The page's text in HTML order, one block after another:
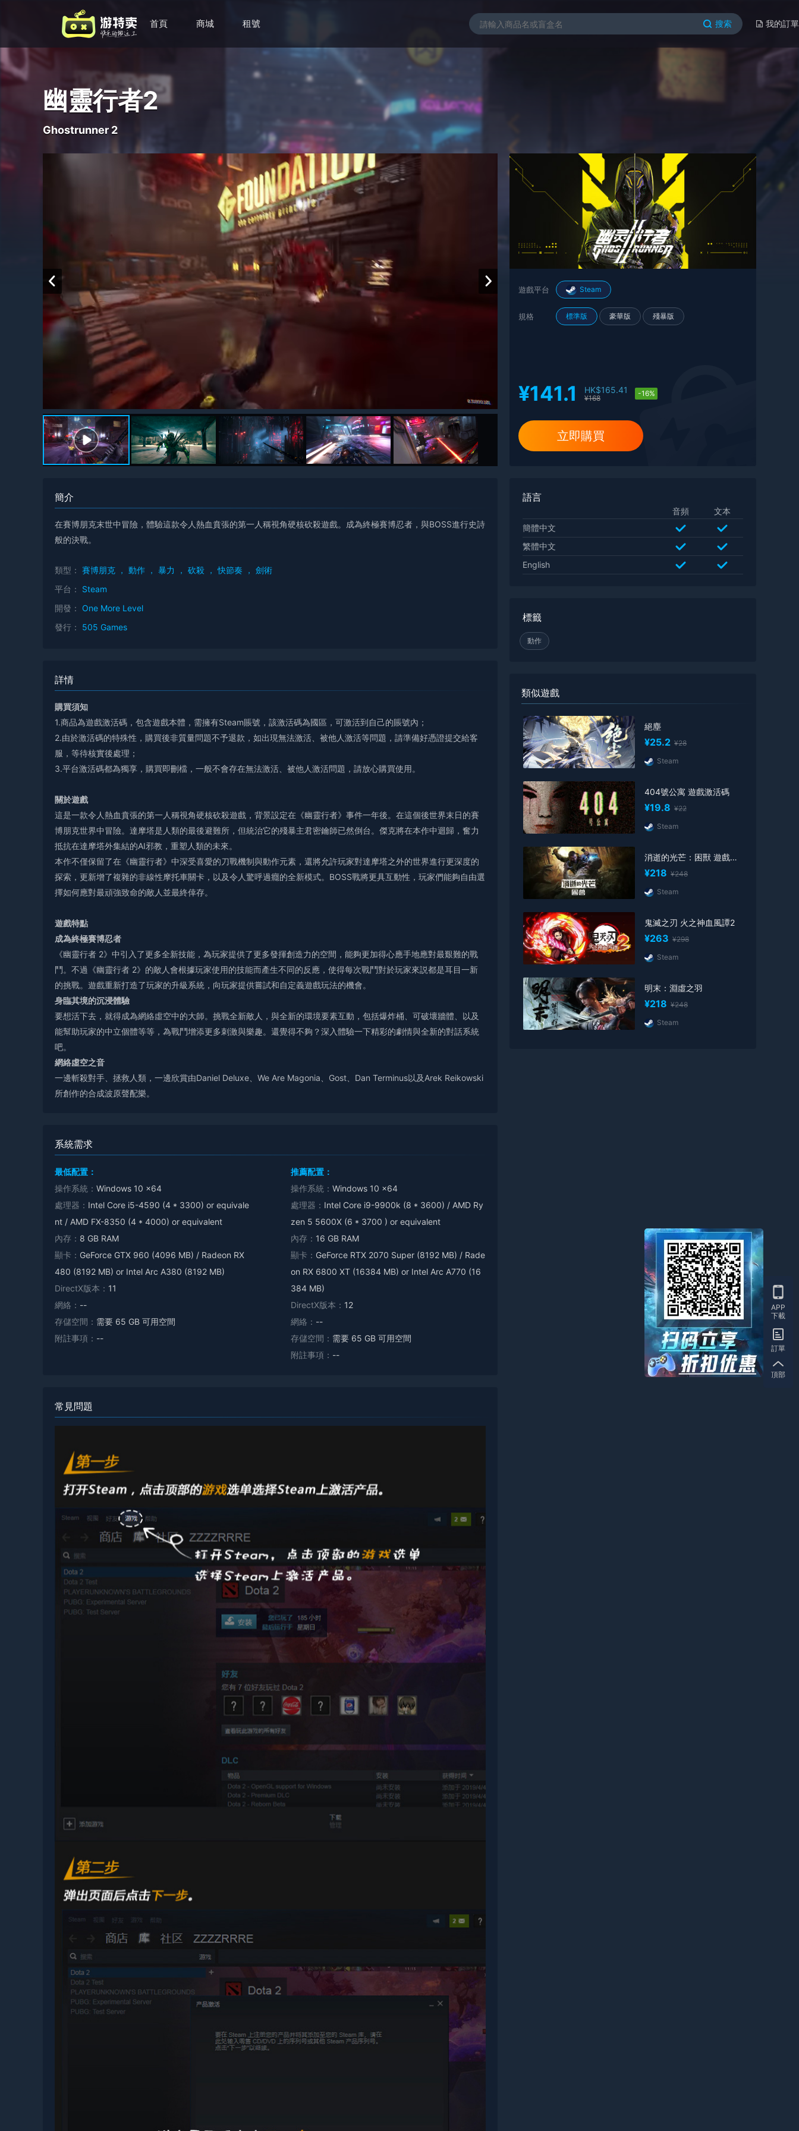
首頁 商城 租號 搜索 我的訂單
幽靈行者2
Ghostrunner 2
簡介
在賽博朋克末世中冒險，體驗這款令人熱血賁張的第一人稱視角硬核砍殺遊戲。成為終極賽博忍者，與BOSS進行史詩
般的決戰。
類型： 賽博朋克 ， 動作 ， 暴力 ， 砍殺 ， 快節奏 ， 劍術
平台： Steam
開發： One More Level
發行： 505 Games
詳情
購買須知
1.商品為遊戲激活碼，包含遊戲本體，需擁有Steam賬號，該激活碼為國區，可激活到自己的賬號內；
2.由於激活碼的特殊性，購買後非質量問題不予退款，如出現無法激活、被他人激活等問題，請準備好憑證提交給客
服，等待核實後處理；
3.平台激活碼都為獨享，購買即刪檔，一般不會存在無法激活、被他人激活問題，請放心購買使用。
關於遊戲
這是一款令人熱血賁張的第一人稱視角硬核砍殺遊戲，背景設定在《幽靈行者》事件一年後。在這個後世界末日的賽
博朋克世界中冒險。達摩塔是人類的最後避難所，但統治它的殘暴主君密鑰師已然倒台。傑克將在本作中迴歸，奮力
抵抗在達摩塔外集結的AI邪教，重塑人類的未來。
本作不僅保留了在《幽靈行者》中深受喜愛的刀戰機制與動作元素，還將允許玩家對達摩塔之外的世界進行更深度的
探索，更新增了複雜的非線性摩托車關卡，以及令人驚呼過癮的全新模式。BOSS戰將更具互動性，玩家們能夠自由選
擇如何應對最頑強致命的敵人並最終倖存。
遊戲特點
成為終極賽博忍者
《幽靈行者 2》中引入了更多全新技能，為玩家提供了更多發揮創造力的空間，能夠更加得心應手地應對最艱難的戰
鬥。不過《幽靈行者 2》的敵人會根據玩家使用的技能而產生不同的反應，使得每次戰鬥對於玩家來説都是耳目一新
的挑戰。遊戲重新打造了玩家的升級系統，向玩家提供嘗試和自定義遊戲玩法的機會。
身臨其境的沉浸體驗
要想活下去，就得成為網絡虛空中的大師。挑戰全新敵人，與全新的環境要素互動，包括爆炸桶、可破壞牆體、以及
能幫助玩家的中立個體等等，為戰鬥增添更多刺激與樂趣。還覺得不夠？深入體驗一下精彩的劇情與全新的對話系統
吧。
網絡虛空之音
一邊斬殺對手、拯救人類，一邊欣賞由Daniel Deluxe、We Are Magonia、Gost、Dan Terminus以及Arek Reikowski
所創作的合成波原聲配樂。
系統需求
最低配置：
操作系統： Windows 10 x64
處理器： Intel Core i5-4590 (4 * 3300) or equivale
nt / AMD FX-8350 (4 * 4000) or equivalent
內存： 8 GB RAM
顯卡： GeForce GTX 960 (4096 MB) / Radeon RX
480 (8192 MB) or Intel Arc A380 (8192 MB)
DirectX版本： 11
網絡： --
存儲空間： 需要 65 GB 可用空間
附註事項： --
推薦配置：
操作系統： Windows 10 x64
處理器： Intel Core i9-9900k (8 * 3600) / AMD Ry
zen 5 5600X (6 * 3700 ) or equivalent
內存： 16 GB RAM
顯卡： GeForce RTX 2070 Super (8192 MB) / Rade
on RX 6800 XT (16384 MB) or Intel Arc A770 (16
384 MB)
DirectX版本： 12
網絡： --
存儲空間： 需要 65 GB 可用空間
附註事項： --
常見問題
遊戲平台 Steam
規格 標準版 豪華版 殘暴版
¥141.1 HK$165.41
¥168
-16%
立即購買
語言
文本
音頻
簡體中文
繁體中文
English
標籤
動作
類似遊戲
絕塵
¥25.2 ¥28
Steam
404號公寓 遊戲激活碼
¥19.8 ¥22
Steam
消逝的光芒：困獸 遊戲激活碼
¥218 ¥248
Steam
鬼滅之刃 火之神血風譚2
¥263 ¥298
Steam
明末：淵虛之羽
¥218 ¥248
Steam
APP
下載
訂單
頂部